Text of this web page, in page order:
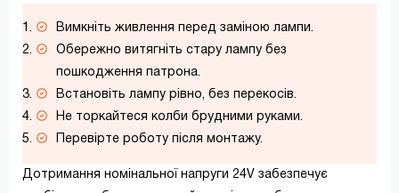
Вимкніть живлення перед заміною лампи.
Обережно витягніть стару лампу без
пошкодження патрона.
Встановіть лампу рівно, без перекосів.
Не торкайтеся колби брудними руками.
Перевірте роботу після монтажу.
Дотримання номінальної напруги 24V забезпечує